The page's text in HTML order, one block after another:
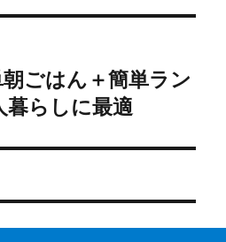
ごはん＋簡単ラン
暮らしに最適